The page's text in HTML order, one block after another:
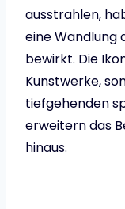
ausstrahlen,
eine Wandlung
bewirkt. Die
Kunstwerke,
tiefgehenden
erweitern das
hinaus.